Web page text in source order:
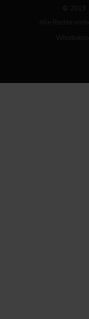
© 2019
Alle Rechte